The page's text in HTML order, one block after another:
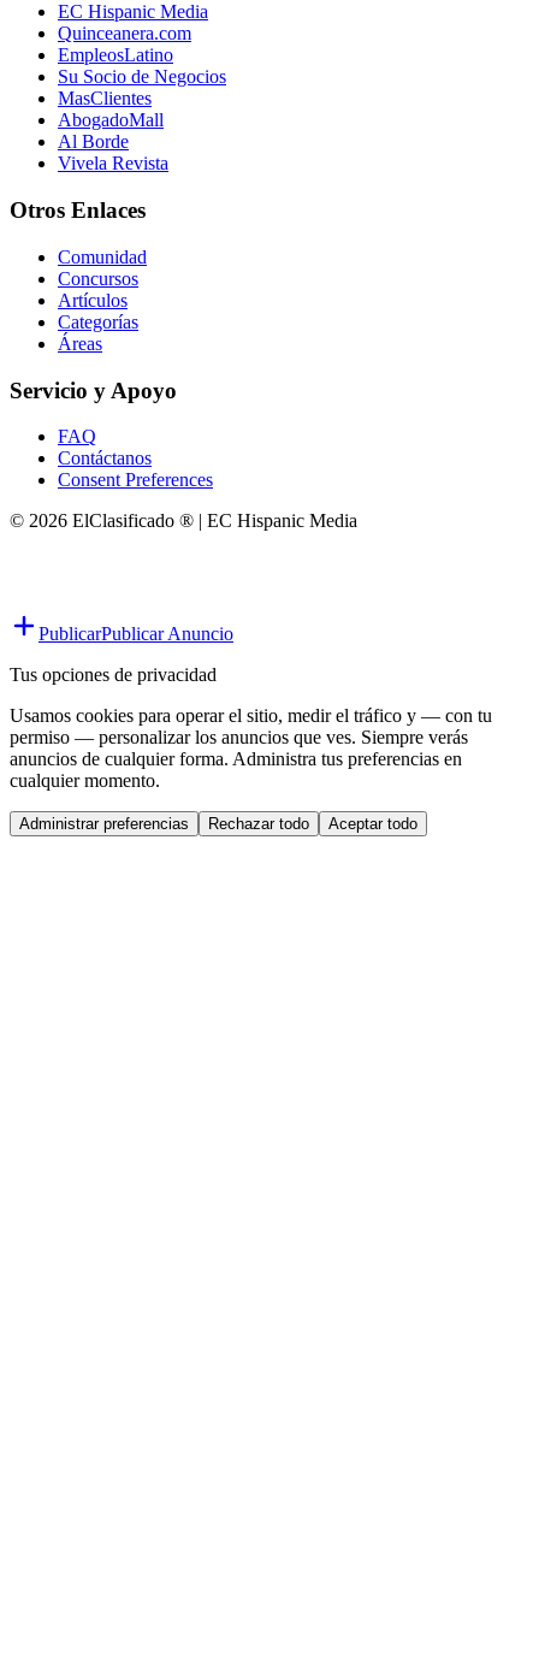
EC Hispanic Media
Quinceanera.com
EmpleosLatino
Su Socio de Negocios
MasClientes
AbogadoMall
Al Borde
Vivela Revista
Otros Enlaces
Comunidad
Concursos
Artículos
Categorías
Áreas
Servicio y Apoyo
FAQ
Contáctanos
Consent Preferences
© 2026 ElClasificado ® | EC Hispanic Media
PublicarPublicar Anuncio
Tus opciones de privacidad
Usamos cookies para operar el sitio, medir el tráfico y — con tu
permiso — personalizar los anuncios que ves. Siempre verás
anuncios de cualquier forma. Administra tus preferencias en
cualquier momento.
Administrar preferencias Rechazar todo Aceptar todo